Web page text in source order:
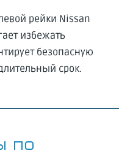
рейки Nissan
избежать
безопасную
срок.
ПО